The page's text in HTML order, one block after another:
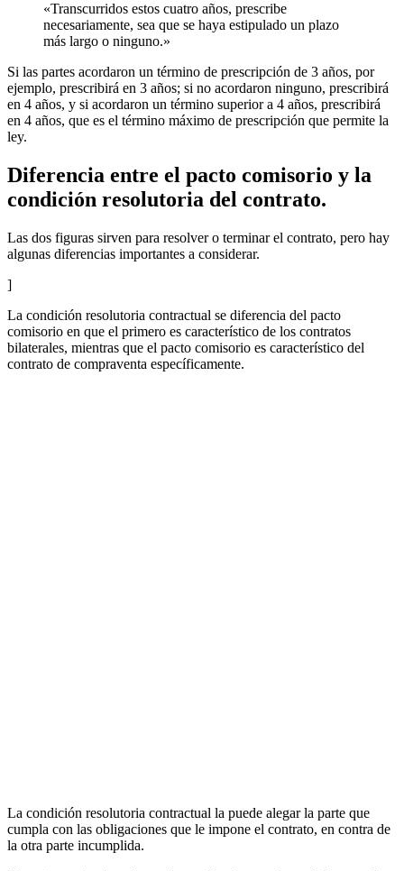
«Transcurridos estos cuatro años, prescribe
necesariamente, sea que se haya estipulado un plazo
más largo o ninguno.»
Si las partes acordaron un término de prescripción de 3 años, por
ejemplo, prescribirá en 3 años; si no acordaron ninguno, prescribirá
en 4 años, y si acordaron un término superior a 4 años, prescribirá
en 4 años, que es el término máximo de prescripción que permite la
ley.
Diferencia entre el pacto comisorio y la
condición resolutoria del contrato.
Las dos figuras sirven para resolver o terminar el contrato, pero hay
algunas diferencias importantes a considerar.
]
La condición resolutoria contractual se diferencia del pacto
comisorio en que el primero es característico de los contratos
bilaterales, mientras que el pacto comisorio es característico del
contrato de compraventa específicamente.
La condición resolutoria contractual la puede alegar la parte que
cumpla con las obligaciones que le impone el contrato, en contra de
la otra parte incumplida.